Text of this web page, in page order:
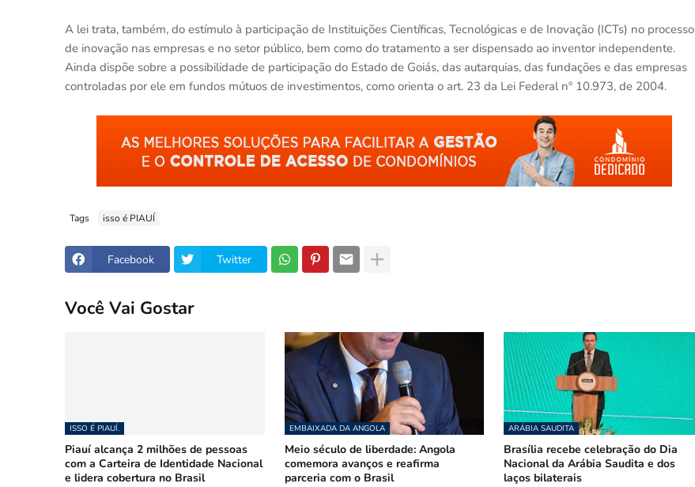
A lei trata, também, do estímulo à participação de Instituições Científicas, Tecnológicas e de Inovação (ICTs) no processo
de inovação nas empresas e no setor público, bem como do tratamento a ser dispensado ao inventor independente.
Ainda dispõe sobre a possibilidade de participação do Estado de Goiás, das autarquias, das fundações e das empresas
controladas por ele em fundos mútuos de investimentos, como orienta o art. 23 da Lei Federal nº 10.973, de 2004.
Tags isso é PIAUÍ
Facebook Twitter
Você Vai Gostar
ISSO É PIAUÍ.
Piauí alcança 2 milhões de pessoas
com a Carteira de Identidade Nacional
e lidera cobertura no Brasil
EMBAIXADA DA ANGOLA
Meio século de liberdade: Angola
comemora avanços e reafirma
parceria com o Brasil
ARÁBIA SAUDITA
Brasília recebe celebração do Dia
Nacional da Arábia Saudita e dos
laços bilaterais